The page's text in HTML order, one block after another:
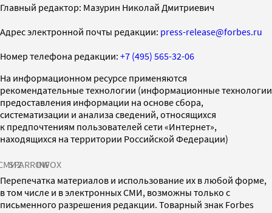
Главный редактор: Мазурин Николай Дмитриевич
Адрес электронной почты редакции: press-release@forbes.ru
Номер телефона редакции: +7 (495) 565-32-06
На информационном ресурсе применяются
рекомендательные технологии (информационные технологии
предоставления информации на основе сбора,
систематизации и анализа сведений, относящихся
к предпочтениям пользователей сети «Интернет»,
находящихся на территории Российской Федерации)
SPARROWINFOX
Перепечатка материалов и использование их в любой форме,
в том числе и в электронных СМИ, возможны только с
письменного разрешения редакции. Товарный знак Forbes